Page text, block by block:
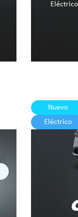
Eléctrico
Nuevo
Eléctrico